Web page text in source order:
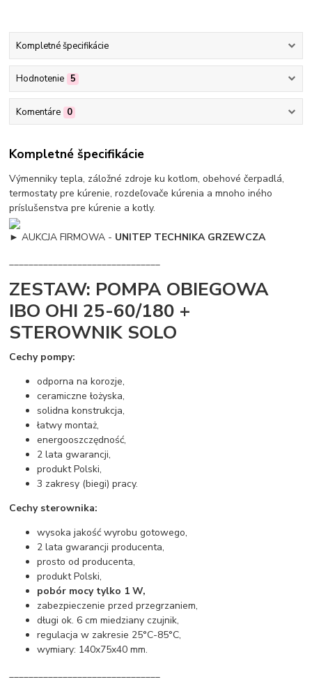
Kompletné špecifikácie
Hodnotenie 5
Komentáre 0
Kompletné špecifikácie
Výmenniky tepla, záložné zdroje ku kotlom, obehové čerpadlá,
termostaty pre kúrenie, rozdeľovače kúrenia a mnoho iného
príslušenstva pre kúrenie a kotly.
►AUKCJA FIRMOWA - UNITEP TECHNIKA GRZEWCZA
_______________________________
ZESTAW: POMPA OBIEGOWA
IBO OHI 25-60/180 +
STEROWNIK SOLO
Cechy pompy:
odporna na korozje,
ceramiczne łożyska,
solidna konstrukcja,
łatwy montaż,
energooszczędność,
2 lata gwarancji,
produkt Polski,
3 zakresy (biegi) pracy.
Cechy sterownika:
wysoka jakość wyrobu gotowego,
2 lata gwarancji producenta,
prosto od producenta,
produkt Polski,
pobór mocy tylko 1 W,
zabezpieczenie przed przegrzaniem,
długi ok. 6 cm miedziany czujnik,
regulacja w zakresie 25°C-85°C,
wymiary: 140x75x40 mm.
_______________________________